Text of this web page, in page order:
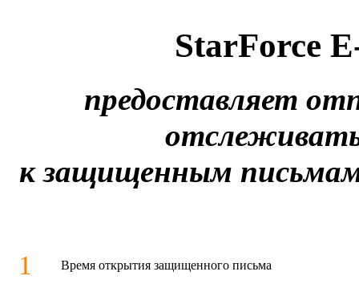
StarForce
предоставляет
к защищенным
1 Время открытия защищенного письма